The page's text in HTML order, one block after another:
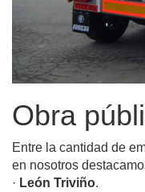
Obra
Entre la cantidad de
en nosotros
· León Triviño.